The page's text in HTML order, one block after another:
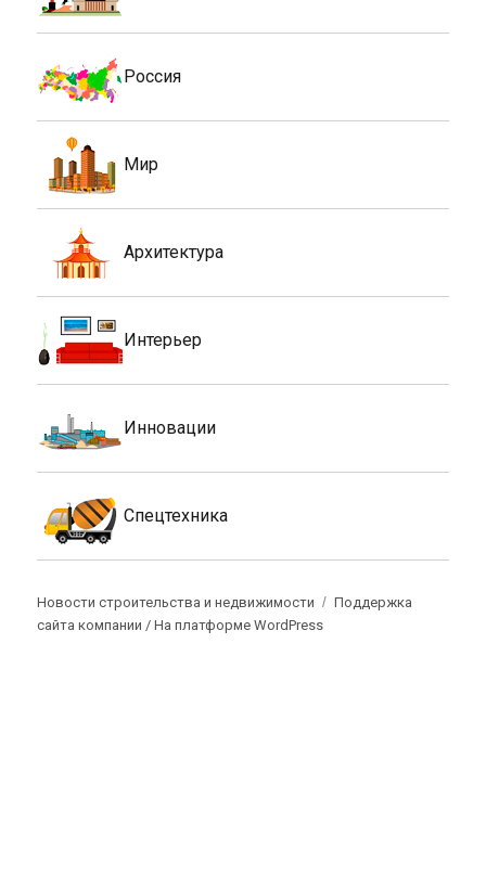
Россия
Мир
Архитектура
Интерьер
Инновации
Спецтехника
Новости строительства и недвижимости
Поддержка
сайта компании /На платформе WordPress